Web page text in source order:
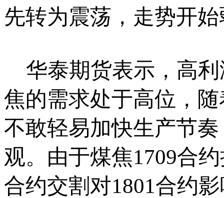
先转为震荡，走势开
华泰期货表示，高利
焦的需求处于高位，
不敢轻易加快生产节
观。由于煤焦1709合
合约交割对1801合约